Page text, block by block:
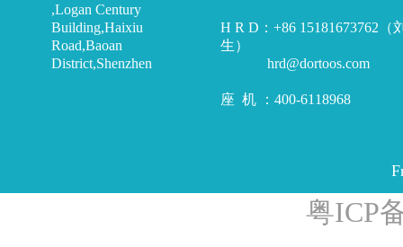
,Logan Century
Building,Haixiu
Road,Baoan
District,Shenzhen
H R D：+86 15181673762（
生）
hrd@dortoos.com
座 机 ：400-6118968
粤ICP